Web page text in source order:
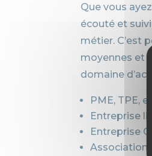
Que vous
écouté et
métier. C’est
moyennes et
domaine
PME, TPE,
Entreprise
Entreprise
Association,